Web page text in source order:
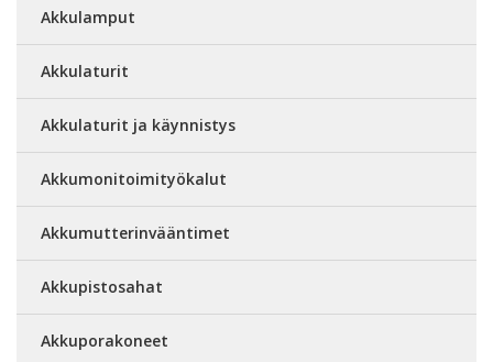
Akkulamput
Akkulaturit
Akkulaturit ja käynnistys
Akkumonitoimityökalut
Akkumutterinvääntimet
Akkupistosahat
Akkuporakoneet